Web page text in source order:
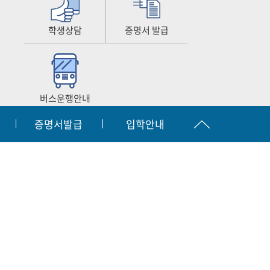
증명서발급 입학안내
학생상담 증명서 발급
버스운행안내
| 찾아오시는길 | 원격지원서비스